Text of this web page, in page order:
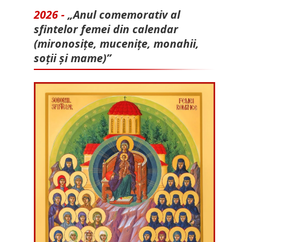
2026 - „Anul comemorativ al
sfintelor femei din calendar
(mironosițe, mu­cenițe, monahii,
soții și mame)”